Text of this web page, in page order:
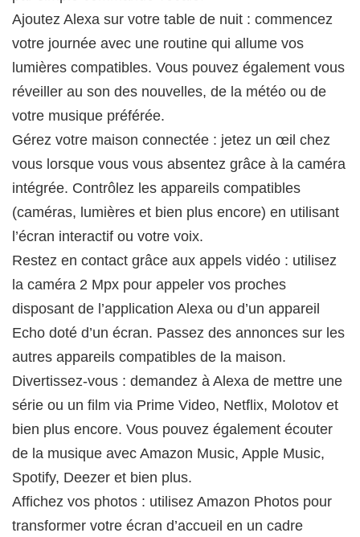
Ajoutez Alexa sur votre table de nuit : commencez
votre journée avec une routine qui allume vos
lumières compatibles. Vous pouvez également vous
réveiller au son des nouvelles, de la météo ou de
votre musique préférée.
Gérez votre maison connectée : jetez un œil chez
vous lorsque vous vous absentez grâce à la caméra
intégrée. Contrôlez les appareils compatibles
(caméras, lumières et bien plus encore) en utilisant
l’écran interactif ou votre voix.
Restez en contact grâce aux appels vidéo : utilisez
la caméra 2 Mpx pour appeler vos proches
disposant de l’application Alexa ou d’un appareil
Echo doté d’un écran. Passez des annonces sur les
autres appareils compatibles de la maison.
Divertissez-vous : demandez à Alexa de mettre une
série ou un film via Prime Video, Netflix, Molotov et
bien plus encore. Vous pouvez également écouter
de la musique avec Amazon Music, Apple Music,
Spotify, Deezer et bien plus.
Affichez vos photos : utilisez Amazon Photos pour
transformer votre écran d’accueil en un cadre